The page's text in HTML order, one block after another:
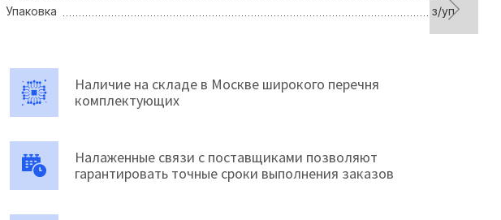
Упаковка
з/уп
Наличие на складе в Москве широкого перечня
комплектующих
Налаженные связи с поставщиками позволяют
гарантировать точные сроки выполнения заказов